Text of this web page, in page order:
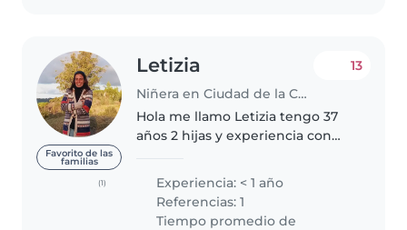
Favorito de las
familias
(1)
Letizia
Niñera en Ciudad de la Costa
13
Hola me llamo Letizia tengo 37
años 2 hijas y experiencia con
referencias comprobables. Y
título de educadora pre escolar.
Desde ya muchas gracias..
Experiencia: < 1 año
Referencias: 1
Tiempo promedio de